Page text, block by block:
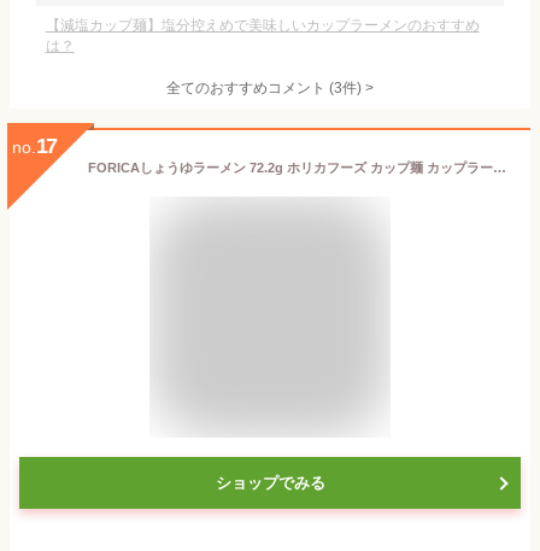
【減塩カップ麺】塩分控えめで美味しいカップラーメンのおすすめ
は？
全てのおすすめコメント (3件) >
no. 17
FORICAしょうゆラーメン 72.2g ホリカフーズ カップ麺 カップラーメン 低たんぱく食 低タンパク食 たんぱく質調整 腎臓病食 レトルト 減塩 即席
ショップでみる